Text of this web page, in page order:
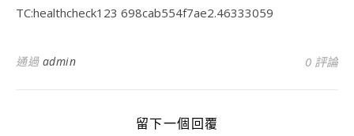
TC:healthcheck123 698cab554f7ae2.46333059
通過 admin 0 評論
留下一個回覆